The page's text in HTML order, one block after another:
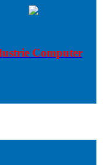
Computer